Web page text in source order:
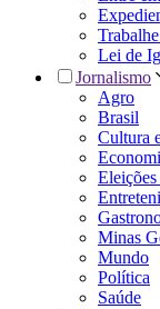
Lei de
Jornalismo
Agro
Brasil
Cultura
Minas
Mundo
Política
Saúde